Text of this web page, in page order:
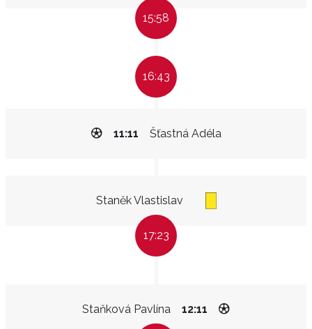
15:58
16:43
Šťastná Adéla
11:11
Staněk Vlastislav
17:23
Staňková Pavlína 12:11